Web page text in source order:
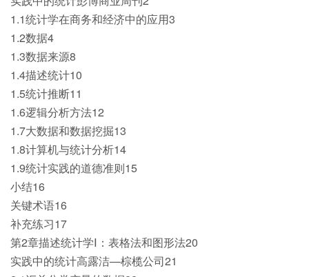
1.1统计学在商务和经济中的应用3
1.2数据4
1.3数据来源8
1.4描述统计10
1.5统计推断11
1.6逻辑分析方法12
1.7大数据和数据挖掘13
1.8计算机与统计分析14
1.9统计实践的道德准则15
小结16
关键术语16
补充练习17
第2章描述统计学Ⅰ：表格法和图形法20
实践中的统计高露洁—棕榄公司21